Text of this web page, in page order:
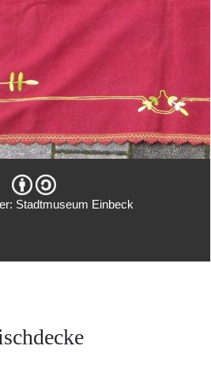
Stadtmuseum Einbeck